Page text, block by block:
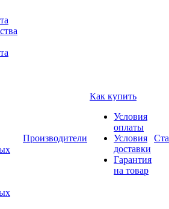
Производители
Как купить
Условия
оплаты
Условия
доставки
Гарантия
на товар